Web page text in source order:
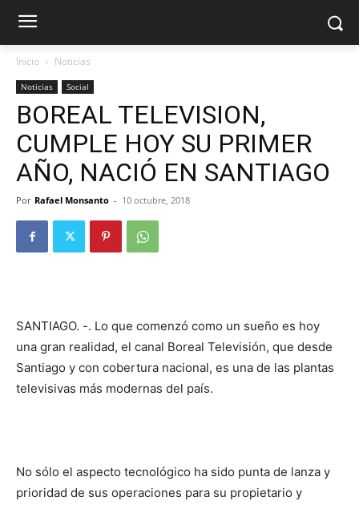
Inicio Noticias
Noticias Social
BOREAL TELEVISION,
CUMPLE HOY SU PRIMER
AÑO, NACIÓ EN SANTIAGO
Por Rafael Monsanto - 10 octubre, 2018
SANTIAGO. -. Lo que comenzó como un sueño es hoy
una gran realidad, el canal Boreal Televisión, que desde
Santiago y con cobertura nacional, es una de las plantas
televisivas más modernas del país.
No sólo el aspecto tecnológico ha sido punta de lanza y
prioridad de sus operaciones para su propietario y